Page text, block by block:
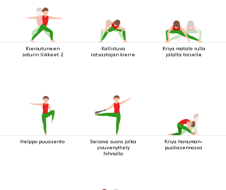
Kieroutuneen
soturin liikkeet 2
Kallistuva
ratsastajan kierre
Kriya matala rulla
jalalta toiselle
Helppo puuasento
Seisova suora jalka
sivuvenyttely
hihnalla
Kriya hanuman-
puoliasennossa